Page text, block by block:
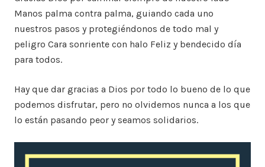
Manos palma contra palma, guiando cada uno
nuestros pasos y protegiéndonos de todo mal y
peligro Cara sonriente con halo Feliz y bendecido día
para todos.
Hay que dar gracias a Dios por todo lo bueno de lo que
podemos disfrutar, pero no olvidemos nunca a los que
lo están pasando peor y seamos solidarios.